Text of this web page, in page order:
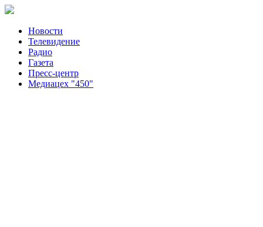
Новости
Телевидение
Радио
Газета
Пресс-центр
Медиацех "450"